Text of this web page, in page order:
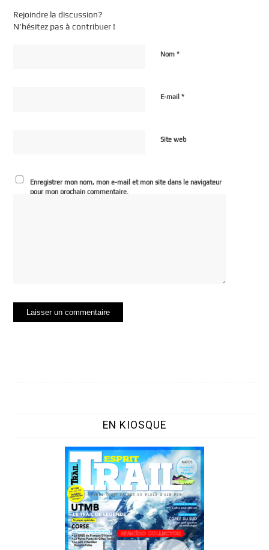
Rejoindre la discussion?
N’hésitez pas à contribuer !
Nom*
E-mail*
Site web
Enregistrer mon nom, mon e-mail et mon site dans le navigateur
pour mon prochain commentaire.
EN KIOSQUE